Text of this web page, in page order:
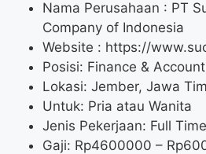
Nama Perusahaan : PT
Company of Indonesia
Website : https://
Posisi: Finance &
Lokasi: Jember, Jawa
Untuk: Pria atau Wanita
Jenis Pekerjaan: Full Time
Gaji: Rp4600000 – Rp